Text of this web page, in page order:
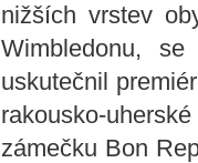
nižších vrstev
Wimbledonu,
uskutečnil
rakousko-
zámečku Bon